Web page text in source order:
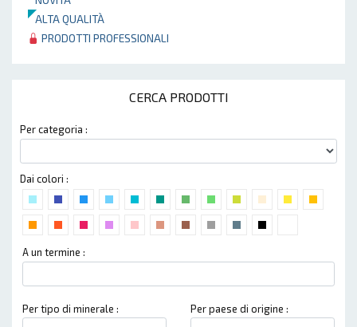
ALTA QUALITÀ
PRODOTTI PROFESSIONALI
CERCA PRODOTTI
Per categoria :
Dai colori :
A un termine :
Per tipo di minerale : Per paese di origine :